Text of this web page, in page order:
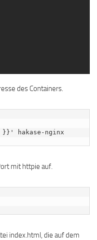
des Containers.
}}' hakase-nginx
mit httpie auf.
index.html, die auf dem